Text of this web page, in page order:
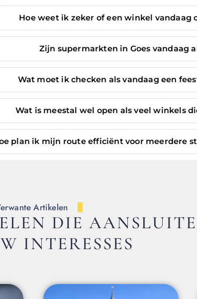
Hoe weet ik zeker of een winkel vandaag
Zijn supermarkten in Goes vandaag
Wat moet ik checken als vandaag een
Wat is meestal wel open als veel winkels
plan ik mijn route efficiënt voor meerdere
Artikelen
DIE
INTERESSES